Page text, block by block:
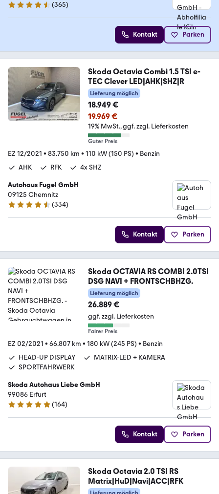
4.6 Sterne
(365)
Kontakt Parken
Skoda Octavia Combi 1.5 TSI e-
TEC Clever LED|AHK|SHZ|R
Lieferung möglich
18.949 €
19.969 €
19% MwSt. ggf. zzgl. Lieferkosten
Guter Preis
EZ 12/2021 • 83.750 km • 110 kW (150 PS) • Benzin
AHK
RFK 4x SHZ
Autohaus Fugel GmbH
09125 Chemnitz
4.3 Sterne
(334)
Kontakt Parken
Skoda OCTAVIA RS COMBI 2.0TSI
DSG NAVI + FRONTSCHBHZG.
Lieferung möglich
26.889 €
ggf. zzgl. Lieferkosten
Fairer Preis
EZ 02/2021 • 66.807 km • 180 kW (245 PS) • Benzin
HEAD-UP DISPLAY
MATRIX-LED + KAMERA
SPORTFAHRWERK
Skoda Autohaus Liebe GmbH
99086 Erfurt
4.9 Sterne
(164)
Kontakt Parken
Skoda Octavia 2.0 TSI RS
Matrix|HuD|Navi|ACC|RFK